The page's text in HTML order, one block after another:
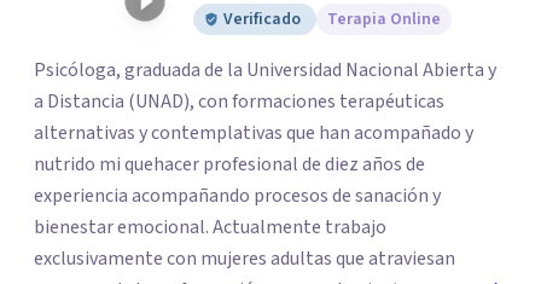
Verificado
Terapia Online
Psicóloga, graduada de la Universidad Nacional Abierta y
a Distancia (UNAD), con formaciones terapéuticas
alternativas y contemplativas que han acompañado y
nutrido mi quehacer profesional de diez años de
experiencia acompañando procesos de sanación y
bienestar emocional. Actualmente trabajo
exclusivamente con mujeres adultas que atraviesan